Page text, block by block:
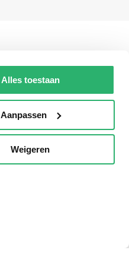
Alles toestaan
Aanpassen
Weigeren